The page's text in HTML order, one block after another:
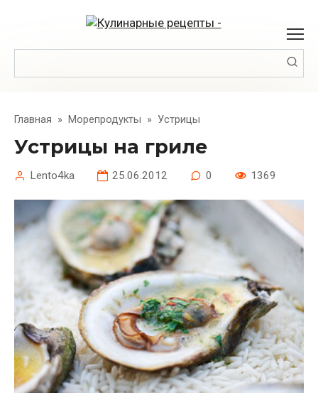
Главная » Морепродукты » Устрицы
Устрицы на гриле
Lento4ka 25.06.2012 0 1369